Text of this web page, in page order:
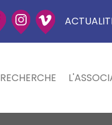
RECHERCHE